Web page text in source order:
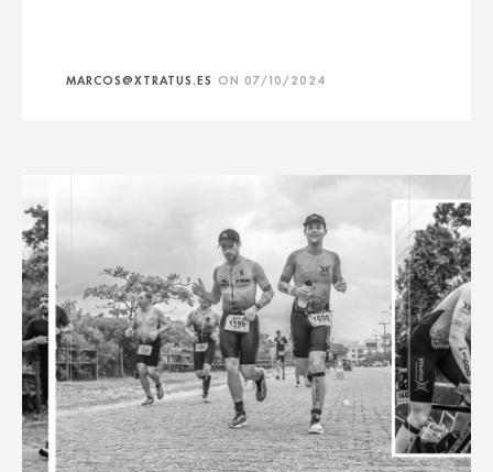
MARCOS@XTRATUS.ES ON 07/10/2024